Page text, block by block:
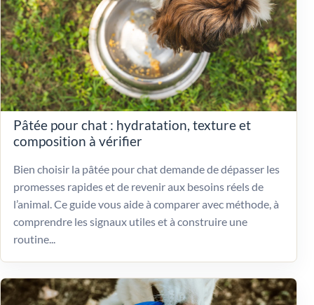
Pâtée pour chat : hydratation, texture et
composition à vérifier
Bien choisir la pâtée pour chat demande de dépasser les
promesses rapides et de revenir aux besoins réels de
l’animal. Ce guide vous aide à comparer avec méthode, à
comprendre les signaux utiles et à construire une
routine...